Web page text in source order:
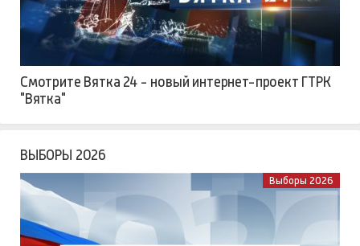
Смотрите Вятка 24 - новый интернет-проект ГТРК
"Вятка"
ВЫБОРЫ 2026
Выборы 2026